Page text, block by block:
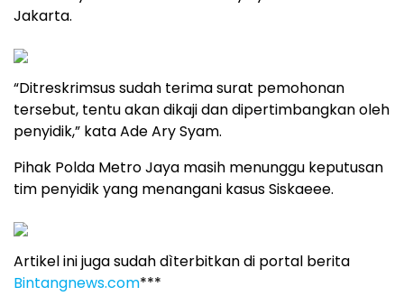
Jakarta.
“Ditreskrimsus sudah terima surat pemohonan
tersebut, tentu akan dikaji dan dipertimbangkan oleh
penyidik,” kata Ade Ary Syam.
Pihak Polda Metro Jaya masih menunggu keputusan
tim penyidik yang menangani kasus Siskaeee.
Artikel ini juga sudah dìterbitkan di portal berita
Bintangnews.com***